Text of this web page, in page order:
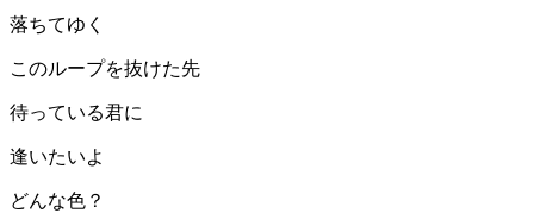
落ちてゆく
このループを抜けた先
待っている君に
逢いたいよ
どんな色？